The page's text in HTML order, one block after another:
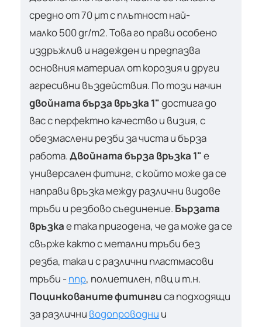
средно от 70 µm с плътност най-
малко 500 gr/m2. Това го прави особено
издръжлив и надежден и предпазва
основния материал от корозия и други
агресивни въздействия. По този начин
двойната бърза връзка 1"достига до
вас с перфектно качество и визия, с
обезмаслени резби за чиста и бърза
работа.Двойната бърза връзка 1"е
универсален фитинг, с който може да се
направи връзка между различни видове
тръби и резбово съединение. Бързата
връзкае така пригодена, че да може да се
свърже както с метални тръби без
резба, така и с различни пластмасови
тръби - ппр, полиетилен, пвц и т.н.
Поцинкованите фитингиса подходящи
за различни водопроводни и